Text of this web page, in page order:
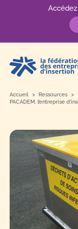
Accédez
contenu
Accueil Ressources
PACADEM, l’entreprise